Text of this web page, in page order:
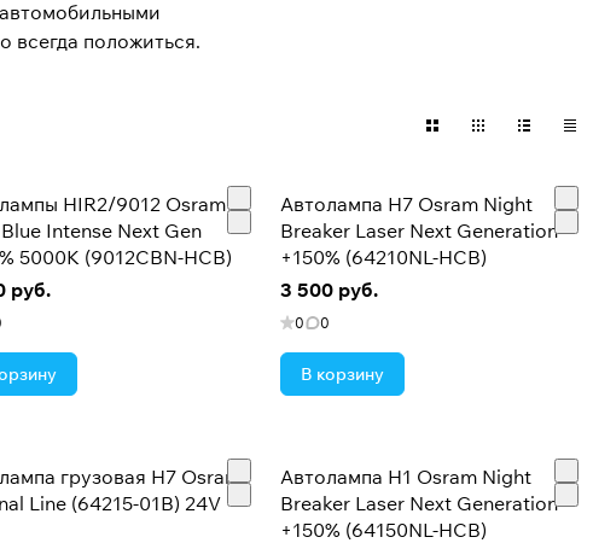
всегда положиться.
HIR2/9012 Osram
Intense Next Gen
5000K (9012CBN-HCB)
руб.
Автолампа H7 Osram Night
Breaker Laser Next Generation
+150% (64210NL-HCB)
3 500 руб.
0 0
В корзину
грузовая H7 Osram
Line (64215-01B) 24V
Автолампа H1 Osram Night
Breaker Laser Next Generation
+150% (64150NL-HCB)